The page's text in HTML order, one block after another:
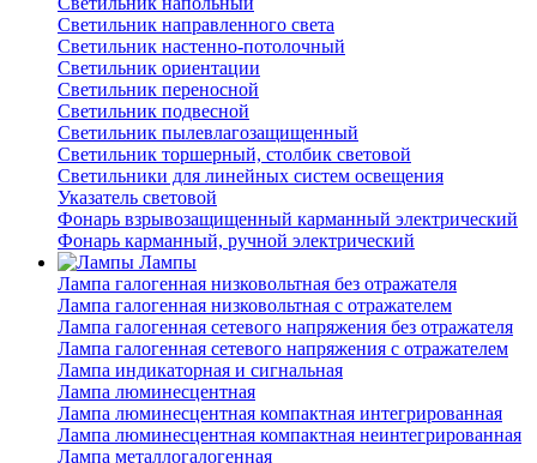
Светильник направленного света
Светильник настенно-потолочный
Светильник ориентации
Светильник переносной
Светильник подвесной
Светильник пылевлагозащищенный
Светильник торшерный, столбик световой
Светильники для линейных систем освещения
Указатель световой
Фонарь взрывозащищенный карманный электрический
Фонарь карманный, ручной электрический
Лампы
Лампа галогенная низковольтная без отражателя
Лампа галогенная низковольтная с отражателем
Лампа галогенная сетевого напряжения без отражателя
Лампа галогенная сетевого напряжения с отражателем
Лампа индикаторная и сигнальная
Лампа люминесцентная
Лампа люминесцентная компактная интегрированная
Лампа люминесцентная компактная неинтегрированная
Лампа металлогалогенная